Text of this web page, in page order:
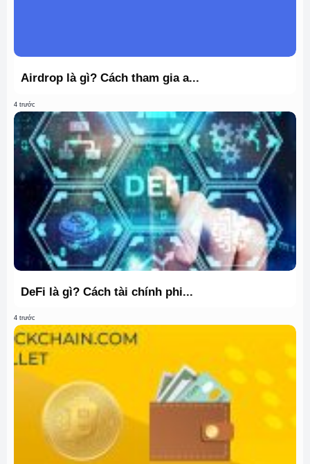
Airdrop là gì? Cách tham gia a...
4 trước
DeFi là gì? Cách tài chính phi...
4 trước